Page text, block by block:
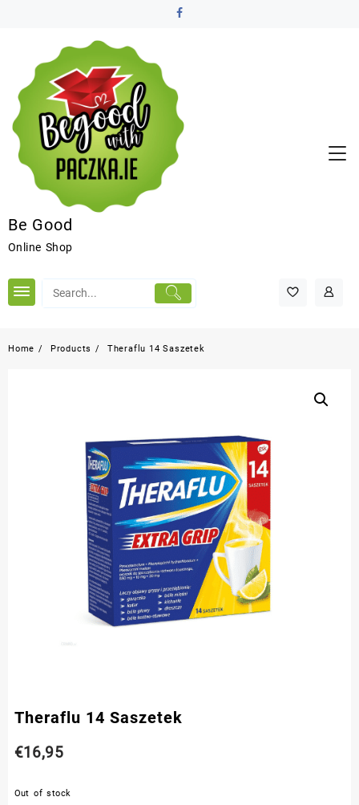
Be Good
Online Shop
Home Products Theraflu 14 Saszetek
Theraflu 14 Saszetek
€16,95
Out of stock